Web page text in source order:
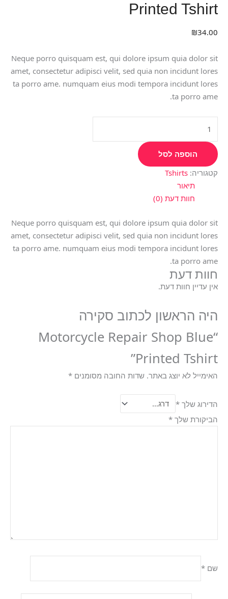
Printed Tshirt
₪34.00
Neque porro quisquam est, qui dolore ipsum quia dolor sit
amet, consectetur adipisci velit, sed quia non incidunt lores
ta porro ame. numquam eius modi tempora incidunt lores
ta porro ame.
הוספה לסל
קטגוריה: Tshirts
תיאור
חוות דעת (0)
Neque porro quisquam est, qui dolore ipsum quia dolor sit
amet, consectetur adipisci velit, sed quia non incidunt lores
ta porro ame. numquam eius modi tempora incidunt lores
ta porro ame.
חוות דעת
אין עדיין חוות דעת.
היה הראשון לכתוב סקירה
“Motorcycle Repair Shop Blue
Printed Tshirt”
האימייל לא יוצג באתר. שדות החובה מסומנים *
הדירוג שלך *
הביקורת שלך *
שם *